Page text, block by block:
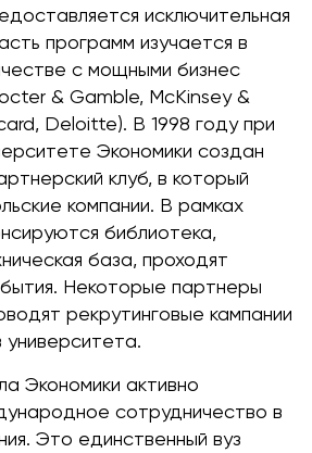
исключительная
программ изучается в
с мощными бизнес
& Gamble, McKinsey &
Deloitte). В 1998 году при
Экономики создан
клуб, в который
компании. В рамках
библиотека,
база, проходят
Некоторые партнеры
рекрутинговые кампании
Экономики активно
сотрудничество в
Это единственный вуз